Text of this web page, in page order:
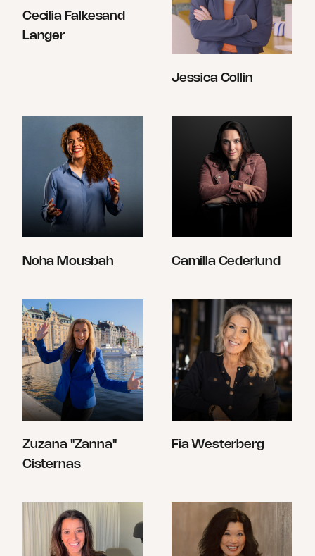
Cecilia Falkesand
Langer
Jessica Collin
Noha Mousbah Camilla Cederlund
Zuzana "Zanna"
Cisternas
Fia Westerberg